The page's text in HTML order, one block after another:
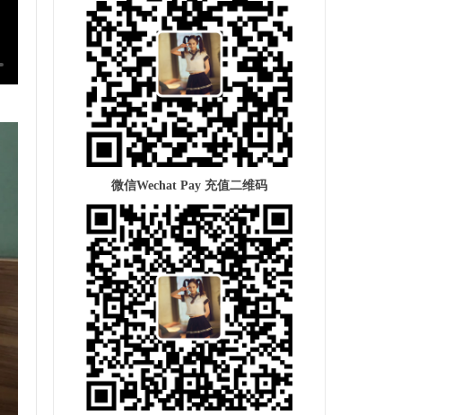
微信Wechat Pay 充值二维码